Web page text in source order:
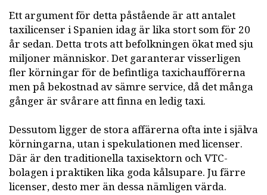
Ett argument för detta påstående är att antalet
taxilicenser i Spanien idag är lika stort som för 20
år sedan. Detta trots att befolkningen ökat med sju
miljoner människor. Det garanterar visserligen
fler körningar för de befintliga taxichaufförerna
men på bekostnad av sämre service, då det många
gånger är svårare att finna en ledig taxi.
Dessutom ligger de stora affärerna ofta inte i själva
körningarna, utan i spekulationen med licenser.
Där är den traditionella taxisektorn och VTC-
bolagen i praktiken lika goda kålsupare. Ju färre
licenser, desto mer än dessa nämligen värda.